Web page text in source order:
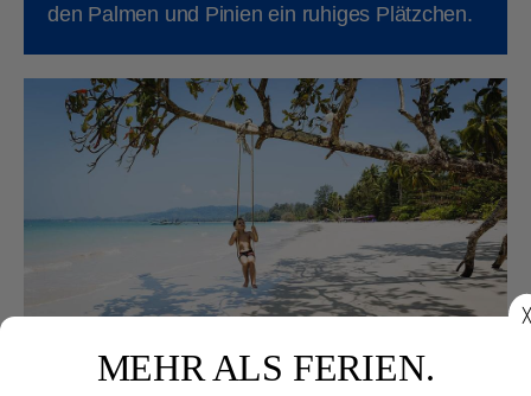
╳
MEHR ALS FERIEN.
den Palmen und Pinien ein ruhiges Plätzchen.